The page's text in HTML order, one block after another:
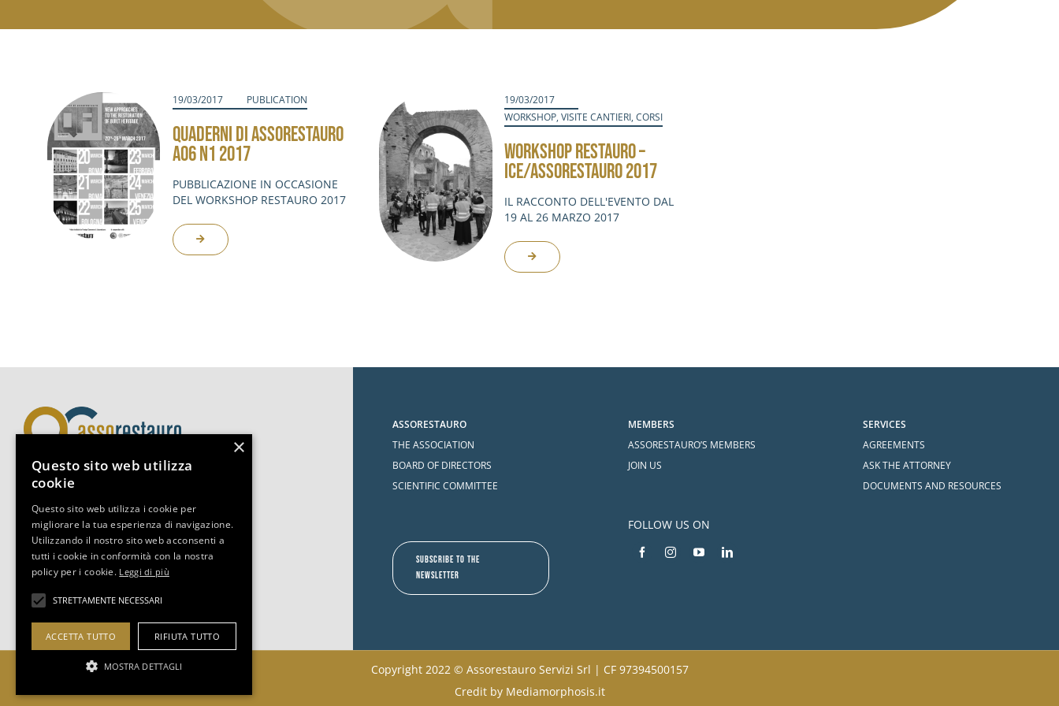
19/03/2017 PUBLICATION
QUADERNI DI ASSORESTAURO
A06 N1 2017
PUBBLICAZIONE IN OCCASIONE
DEL WORKSHOP RESTAURO 2017
19/03/2017
WORKSHOP, VISITE CANTIERI, CORSI
WORKSHOP RESTAURO –
ICE/ASSORESTAURO 2017
IL RACCONTO DELL'EVENTO DAL
19 AL 26 MARZO 2017
Via Boccaccio 14, 20123, Milano
Tel +39 02-3493.0653
segreteria@assorestauro.org
C.F. 97394500157
COOKIES POLICY
ASSORESTAURO
THE ASSOCIATION
BOARD OF DIRECTORS
SCIENTIFIC COMMITTEE
SUBSCRIBE TO THE
NEWSLETTER
MEMBERS
ASSORESTAURO’S MEMBERS
JOIN US
FOLLOW US ON
SERVICES
AGREEMENTS
ASK THE ATTORNEY
DOCUMENTS AND RESOURCES
Copyright 2022 © Assorestauro Servizi Srl | CF 97394500157
Credit by Mediamorphosis.it
×
Questo sito web utilizza
cookie
Questo sito web utilizza i cookie per
migliorare la tua esperienza di navigazione.
Utilizzando il nostro sito web acconsenti a
tutti i cookie in conformità con la nostra
policy per i cookie. Leggi di più
STRETTAMENTE NECESSARI
ACCETTA TUTTO RIFIUTA TUTTO
MOSTRA DETTAGLI